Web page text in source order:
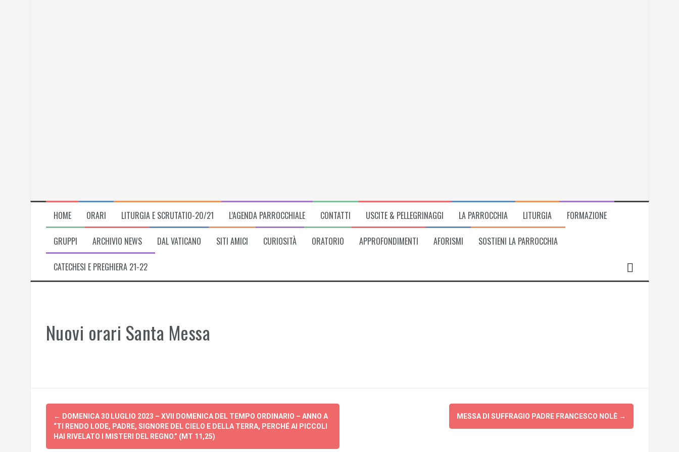
HOME ORARI LITURGIA E SCRUTATIO-20/21 L’AGENDA PARROCCHIALE CONTATTI USCITE & PELLEGRINAGGI LA PARROCCHIA LITURGIA FORMAZIONE
GRUPPI ARCHIVIO NEWS DAL VATICANO SITI AMICI CURIOSITÀ ORATORIO APPROFONDIMENTI AFORISMI SOSTIENI LA PARROCCHIA
CATECHESI E PREGHIERA 21-22
Nuovi orari Santa Messa
Post
navigation
← DOMENICA 30 LUGLIO 2023 – XVII DOMENICA DEL TEMPO ORDINARIO – ANNO A
“TI RENDO LODE, PADRE, SIGNORE DEL CIELO E DELLA TERRA, PERCHÉ AI PICCOLI
HAI RIVELATO I MISTERI DEL REGNO.” (MT 11,25)
MESSA DI SUFFRAGIO PADRE FRANCESCO NOLÈ →